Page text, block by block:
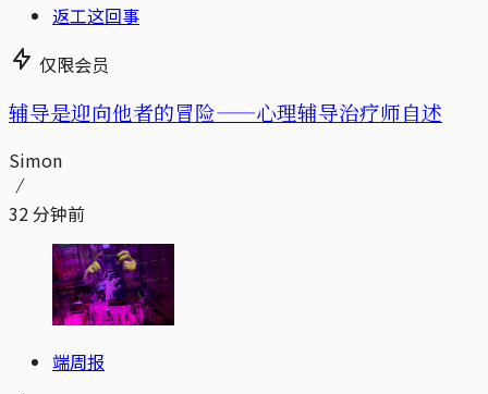
返工这回事
仅限会员
辅导是迎向他者的冒险——心理辅导治疗师自述
Simon
32 分钟前
端周报